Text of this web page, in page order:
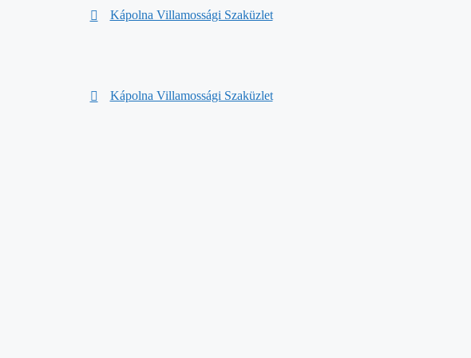
Kápolna Villamossági Szaküzlet
Kápolna Villamossági Szaküzlet